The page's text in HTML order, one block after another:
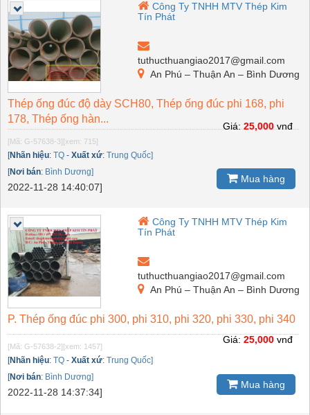
Công Ty TNHH MTV Thép Kim
Tín Phát
tuthucthuangiao2017@gmail.com
An Phú – Thuận An – Bình Dương
Thép ống đúc độ dày SCH80, Thép ống đúc phi 168, phi
178, Thép ống hàn...
[Mã: G-57638-3] [xem: 715]
[Nhãn hiệu: TQ - Xuất xứ: Trung Quốc]
[Nơi bán: Bình Dương]
2022-11-28 14:40:07]
Giá:25,000vnđ
Mua hàng
Công Ty TNHH MTV Thép Kim
Tín Phát
tuthucthuangiao2017@gmail.com
An Phú – Thuận An – Bình Dương
P. Thép ống đúc phi 300, phi 310, phi 320, phi 330, phi 340
[Mã: G-57638-2] [xem: 1457]
[Nhãn hiệu: TQ - Xuất xứ: Trung Quốc]
[Nơi bán: Bình Dương]
2022-11-28 14:37:34]
Giá: 25,000 vnđ
Mua hàng